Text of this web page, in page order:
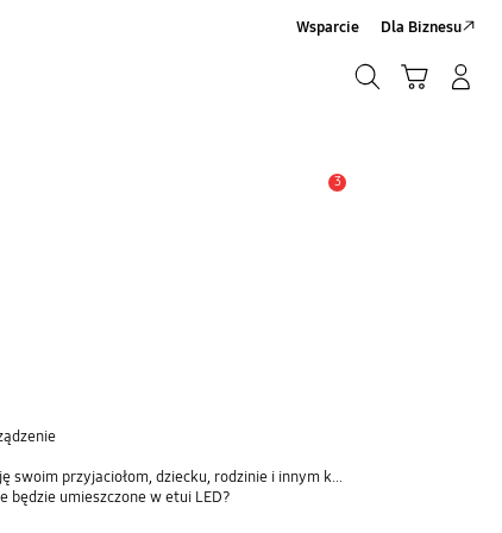
Wsparcie Dla Biznesu
3
przyjaciołom, dziecku, rodzinie i innym kontaktom
będzie umieszczone w etui LED?